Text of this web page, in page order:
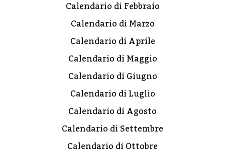
Calendario di Febbraio
Calendario di Marzo
Calendario di Aprile
Calendario di Maggio
Calendario di Giugno
Calendario di Luglio
Calendario di Agosto
Calendario di Settembre
Calendario di Ottobre